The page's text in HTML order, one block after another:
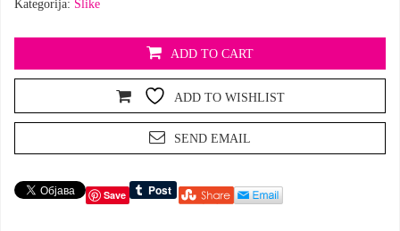
Kategorija: Slike
ADD TO CART
ADD TO WISHLIST
SEND EMAIL
Save